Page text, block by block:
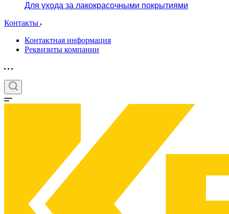
Для ухода за лакокрасочными покрытиями
Контакты
Контактная информация
Реквизиты компании